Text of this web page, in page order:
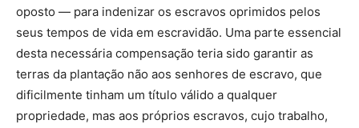
oposto — para indenizar os escravos oprimidos pelos
seus tempos de vida em escravidão. Uma parte essencial
desta necessária compensação teria sido garantir as
terras da plantação não aos senhores de escravo, que
dificilmente tinham um título válido a qualquer
propriedade, mas aos próprios escravos, cujo trabalho,